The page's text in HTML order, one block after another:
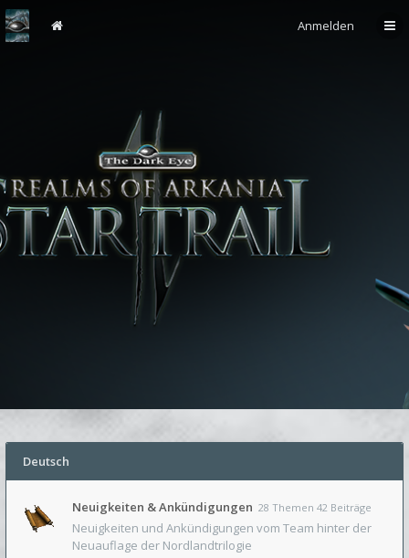
Anmelden
Deutsch
Neuigkeiten & Ankündigungen 28 Themen 42 Beiträge
Neuigkeiten und Ankündigungen vom Team hinter der
Neuauflage der Nordlandtrilogie